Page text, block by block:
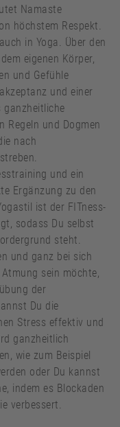
Namaste
höchstem Respekt.
in Yoga. Über den
eigenen Körper,
und Gefühle
und einer
ganzheitliche
Regeln und Dogmen
nach
und ein
Ergänzung zu den
ist der FITness-
sodass Du selbst
steht.
und ganz bei sich
sein möchte,
der
Du die
Stress effektiv und
ganzheitlich
wie zum Beispiel
oder Du kannst
indem es Blockaden
verbessert.